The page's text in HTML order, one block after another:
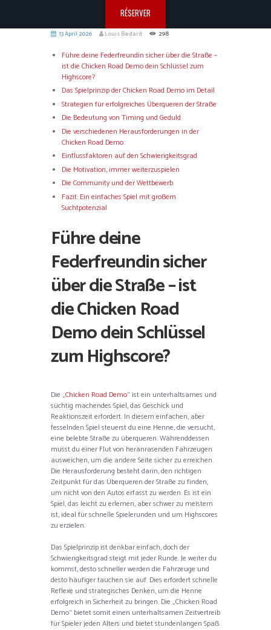
RÉSERVER
13 April 2026 Louis Bedard 298
Führe deine Federfreundin sicher über die Straße –
ist die Chicken Road Demo dein Schlüssel zum
Highscore?
Das Spielprinzip der Chicken Road Demo im Detail
Strategien für erfolgreiches Überqueren der Straße
Die Bedeutung von Timing und Geduld
Die verschiedenen Herausforderungen in der
Chicken Road Demo
Einflussfaktoren auf den Schwierigkeitsgrad
Die Motivation, immer weiterzuspielen
Die Community und der Wettbewerb
Fazit: Ein einfaches Spiel mit großem
Suchtpotenzial
Führe deine
Federfreundin sicher
über die Straße – ist
die Chicken Road
Demo dein Schlüssel
zum Highscore?
Die „Chicken Road Demo“ ist ein unterhaltsames und
süchtig machendes Spiel, das Geschick und
Reaktionszeit erfordert. In diesem einfachen, aber
fesselnden Spiel steuerst du eine Henne, die versucht,
eine belebte Straße zu überqueren. Währenddessen
musst du einer Flut von heranrasenden Fahrzeugen
ausweichen, um die andere Seite sicher zu erreichen.
Die Herausforderung besteht darin, den richtigen
Zeitpunkt für das Überqueren der Straße zu finden,
um nicht von den Autos erfasst zu werden. Es ist ein
Spiel, das leicht zu erlernen, aber schwer zu meistern
ist, ideal für schnelle Spielerunden und um Highscores
zu erzielen.
Das Spielprinzip ist denkbar einfach, doch der
Schwierigkeitsgrad steigt mit jeder Runde. Je weiter du
kommst, desto schneller werden die Fahrzeuge und
desto häufiger tauchen sie auf. Dies erfordert schnelle
Reflexe und strategisches Denken, um die Henne
erfolgreich in Sicherheit zu bringen. Die „Chicken Road
Demo“ bietet somit einen unterhaltsamen Zeitvertreib
für Spieler jeden Alters und bietet stundenlangen Spaß.